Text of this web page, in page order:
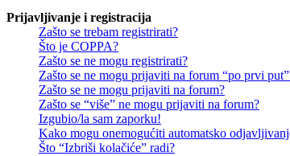
Prijavljivanje i registracija
Zašto se trebam registrirati?
Što je COPPA?
Zašto se ne mogu registrirati?
Zašto se ne mogu prijaviti na forum “po prvi
Zašto se ne mogu prijaviti na forum?
Zašto se “više” ne mogu prijaviti na forum?
Izgubio/la sam zaporku!
Kako mogu onemogućiti automatsko
Što “Izbriši kolačiće” radi?